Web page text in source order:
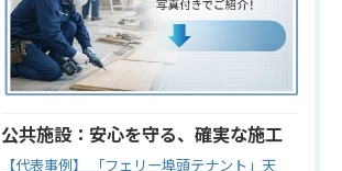
公共施設：安心を守る、確実な施工
【代表事例】 「フェリー埠頭テナント」天